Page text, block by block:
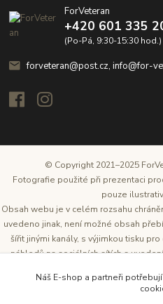
ForVeteran
+420 601 335
(Po-Pá, 9:30-15:30 hod.)
forveteran@post.cz, info@for-
© Copyright 2021–2025
Fotografie použité při prezentaci
pouze
Obsah webu je v celém rozsahu
uvedeno jinak, není možné obsah
šířit jinými kanály, s výjimkou tisku
náhledů na sociálních sítích s
těchto webových
Náš E-shop a partneři potřebují